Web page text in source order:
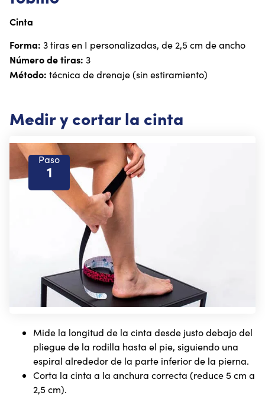
Cinta
Forma: 3 tiras en I personalizadas, de 2,5 cm de ancho
Número de tiras: 3
Método: técnica de drenaje (sin estiramiento)
Medir y cortar la cinta
Paso
1
Mide la longitud de la cinta desde justo debajo del
pliegue de la rodilla hasta el pie, siguiendo una
espiral alrededor de la parte inferior de la pierna.
Corta la cinta a la anchura correcta (reduce 5 cm a
2,5 cm).